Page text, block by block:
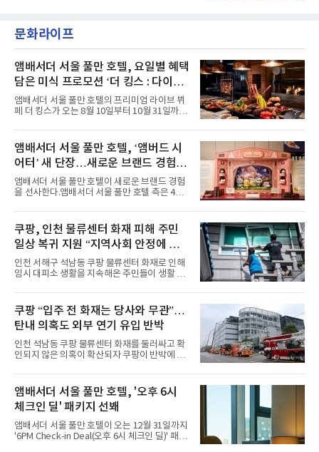
했다. “내 티, 5 bucks 바지는, 만원” 등 멤버들
의 라이프 스타일
MBC '쇼! 음악중심', SBS '인기가요' 등 주요 음
악방송 무대에 올라 화려한 퍼포먼스를 펼쳤다.
력을 앞세워 매 무대 색다른 볼거리를 선사했다.
특히 화사한 파스텔 톤의 비치웨어부터 청량한
마린룩, 햇살 아래 반짝이는 물결을 연상시키는
스커트, 강렬한 붉은 계열의 스타일링까지 각기
다른 매력을 선보였다. 브브걸은 다채로운 여름
패션을 완벽하게 소화하며 보
문화라이프
앰배서더 서울 풀만 호텔, 요일별 혜택
담은 미식 프로모션 ‘더 킹스 : 다이닝
프리빌리지즈’ 선봬
앰배서더 서울 풀만 호텔의 프리미엄 라이브 뷔
페 더 킹스가 오는 8월 10일부터 10월 31일까지
즈’를 선보인다.앰배서더 서울 풀만 호텔 측은
“요일마다 다른 즐거움과 한층 깊어진 미식의 여
유를 경험할 수 있도록 기획했다”고 밝혔다.먼저
월요일과 화요일에는 한 주의 문을 여는 여유로
운 식사를 테마로 다양한 혜택이 마련된다. 런치
이용 시 성인 5인 이상 사전 예약 고객에게 성인
1인 무료 혜택을 제공하며, 디너 이용 시에는 성
유료 회원 고객을 대상으로 5% 추가 할인 또는
바우처 1매 추가
앰배서더 서울 풀만 호텔, ‘앰버드 시
어터’ 새 단장…새로운 브랜드 경험 선
사
앰배서더 서울 풀만 호텔이 새로운 브랜드 경험
을 선사한다.앰배서더 서울 풀만 호텔 측은 4일
이야기를 담은 인형 극장 콘셉트의 공간 ‘앰버드
시어터(Ambird Theater)’를 새롭게 선보인
다”고 밝혔다.앰배서더 서울 풀만 호텔은 로비
한편에 마련된 앰버드 존을 통해 앰버드의 세계
관을 소개해왔다. 앰버드 존은 앰버드가 우주여
행 중 수집한 다양한 굿즈를 전시한 '앰버드 플래
닛(Ambird Planet)과 계절별 플라워 연출로 사
라 극장을 모티브로 한 데코레이션으로 구성됐
다. 무대 공간 및 티켓 박스
쿠팡, 인천 물류센터 화재 피해 주민
일상 복귀 지원 “지역사회 안정에 총
력”
인천 서해구 석남동 쿠팡 물류센터 화재로 인해
임시 대피소 생활을 지속해온 주민들이 생활 터
필먼트서비스(CFS)가 지난 28일부터 화재 피해
주민을 대상으로 전문 출장 청소서비스 지원에
나섬으로써 본격적인 지역사회 복구 작업이 시
작된 것이다.대피소 주민 중심 청소 접수, 첫날
부터 2가구 지원 완료CFS는 신현초등학교, 신
현북초등학교, 신현여자중학교 등 인천 서해구
관내 임시 대피소 3곳에서 체류해온 화재 피해
민들의 호응 속에 CFS는 즉시 행동에 나섰다. 지
난 28일 오후 전문 청소업체와
쿠팡 “입주 전 화재는 당사와 무관”…
탄내 의혹도 외부 연기 유입 반박
인천 석남동 쿠팡 물류센터 화재를 둘러싸고 확
인되지 않은 의혹이 확산되자 쿠팡이 반박에 나
에 대해서는 외부 화재 연기 유입이라고 설명했
고, 2023년 같은 물류센터에서 발생한 화재에
대해서도 쿠팡 입주 전 공사 과정에서 벌어진 일
이라며 선을 그었다.쿠팡은 21일 인천 물류센터
내부에서 불이 타는 냄새가 났다는 의혹과 관련
해 “사실무근”이라는 입장을 밝혔다.회사 측은
“인근에서 지난 15일 다른 회사에서 발생한 대
앰배서더 서울 풀만 호텔, '오후 6시
체크인 딜' 패키지 선봬
앰배서더 서울 풀만 호텔이 오는 12월 31일까지
'6PM Check-in Deal(오후 6시 체크인 딜)' 패키